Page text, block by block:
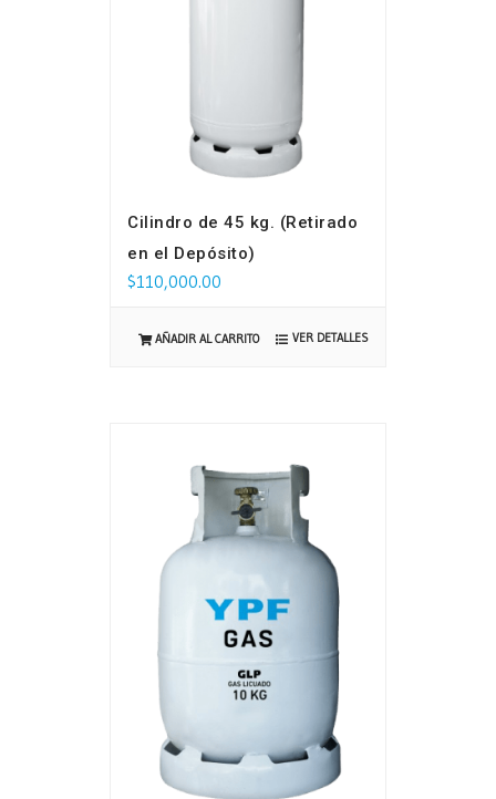
Cilindro de 45 kg. (Retirado
en el Depósito)
$110,000.00
AÑADIR AL CARRITO VER DETALLES